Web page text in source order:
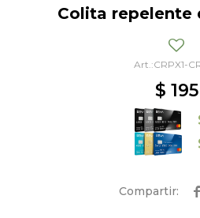
Colita repelente
CRPX1-
$ 195
